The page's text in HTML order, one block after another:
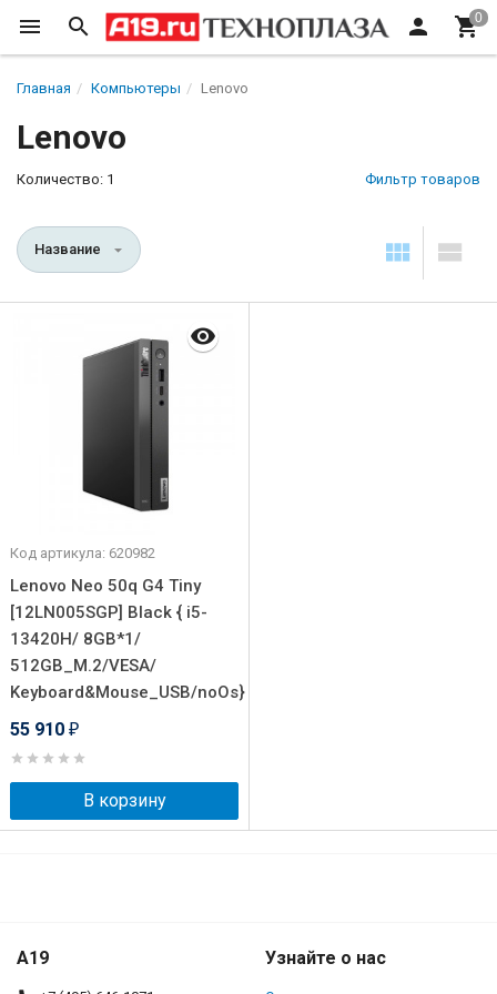
Главная Компьютеры Lenovo
Lenovo
Количество: 1 Фильтр товаров
Название
Код артикула: 620982
Lenovo Neo 50q G4 Tiny
[12LN005SGP] Black { i5-
13420H/ 8GB*1/
512GB_M.2/VESA/
Keyboard&Mouse_USB/noOs}
55 910 ₽
В корзину
A19 Узнайте о нас